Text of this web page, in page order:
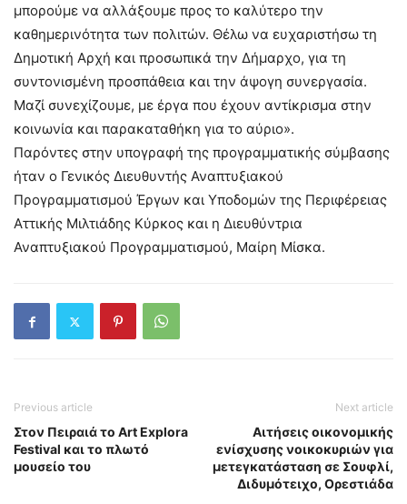
μπορούμε να αλλάξουμε προς το καλύτερο την
καθημερινότητα των πολιτών. Θέλω να ευχαριστήσω τη
Δημοτική Αρχή και προσωπικά την Δήμαρχο, για τη
συντονισμένη προσπάθεια και την άψογη συνεργασία.
Μαζί συνεχίζουμε, με έργα που έχουν αντίκρισμα στην
κοινωνία και παρακαταθήκη για το αύριο».
Παρόντες στην υπογραφή της προγραμματικής σύμβασης
ήταν ο Γενικός Διευθυντής Αναπτυξιακού
Προγραμματισμού Έργων και Υποδομών της Περιφέρειας
Αττικής Μιλτιάδης Κύρκος και η Διευθύντρια
Αναπτυξιακού Προγραμματισμού, Μαίρη Μίσκα.
Previous article
Στον Πειραιά το Art Explora
Festival και το πλωτό
μουσείο του
Next article
Aιτήσεις οικονομικής
ενίσχυσης νοικοκυριών για
μετεγκατάσταση σε Σουφλί,
Διδυμότειχο, Ορεστιάδα